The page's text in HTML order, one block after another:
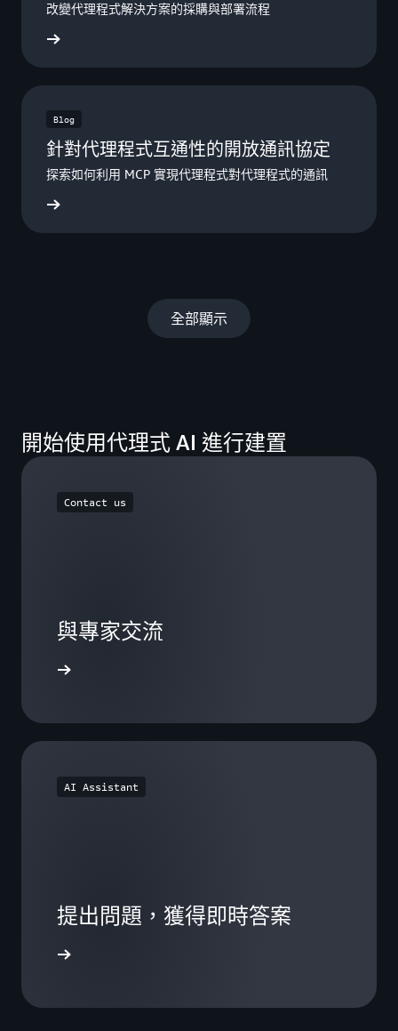
改變代理程式解決方案的採購與部署流程
Blog
針對代理程式互通性的開放通訊協定
探索如何利用 MCP 實現代理程式對代理程式的通訊
全部顯示
開始使用代理式 AI 進行建置
Contact us
與專家交流
AI Assistant
提出問題，獲得即時答案